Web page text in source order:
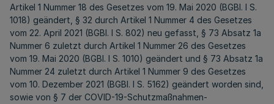
Artikel 1 Nummer 18 des Gesetzes vom 19. Mai 2020 (BGBl. I S.
1018) geändert, § 32 durch Artikel 1 Nummer 4 des Gesetzes
vom 22. April 2021 (BGBl. I S. 802) neu gefasst, § 73 Absatz 1a
Nummer 6 zuletzt durch Artikel 1 Nummer 26 des Gesetzes
vom 19. Mai 2020 (BGBl. I S. 1010) geändert und § 73 Absatz 1a
Nummer 24 zuletzt durch Artikel 1 Nummer 9 des Gesetzes
vom 10. Dezember 2021 (BGBl. I S. 5162) geändert worden sind,
sowie von § 7 der COVID-19-Schutzmaßnahmen-